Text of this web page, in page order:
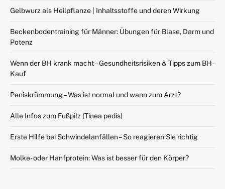
Gelbwurz als Heilpflanze | Inhaltsstoffe und deren Wirkung
Beckenbodentraining für Männer: Übungen für Blase, Darm und
Potenz
Wenn der BH krank macht – Gesundheitsrisiken & Tipps zum BH-
Kauf
Peniskrümmung – Was ist normal und wann zum Arzt?
Alle Infos zum Fußpilz (Tinea pedis)
Erste Hilfe bei Schwindelanfällen – So reagieren Sie richtig
Molke- oder Hanfprotein: Was ist besser für den Körper?